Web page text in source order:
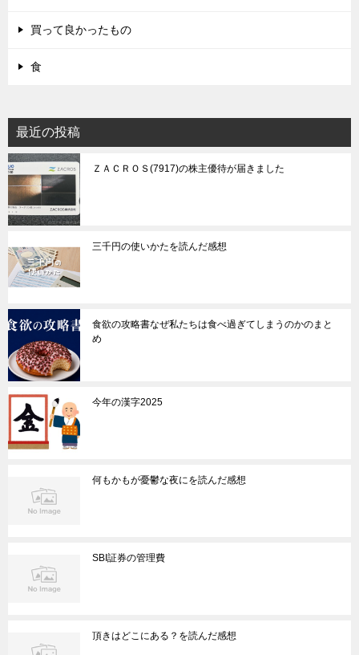
買って良かったもの
食
最近の投稿
ＺＡＣＲＯＳ(7917)の株主優待が届きました
三千円の使いかたを読んだ感想
食欲の攻略書なぜ私たちは食べ過ぎてしまうのかのまと
め
今年の漢字2025
何もかもが憂鬱な夜にを読んだ感想
SBI証券の管理費
頂きはどこにある？を読んだ感想